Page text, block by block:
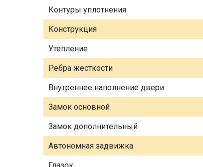
Контуры уплотнения
Конструкция
Утепление
Ребра жесткости
Внутреннее наполнение двери
Замок основной
Замок дополнительный
Автономная задвижка